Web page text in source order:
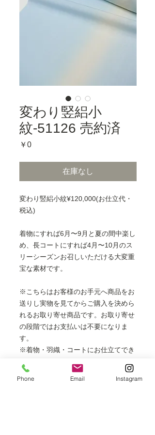
変わり竪絽小
紋-51126 売約済
￥0価
在庫なし
変わり竪絽小紋¥120,000(お仕立代・
税込)
着物にすれば6月〜9月と夏の間中楽し
め、長コートにすれば4月〜10月のス
リーシーズンお召しいただける大変重
宝な素材です。
※こちらはお客様のお手元へ商品をお
送りし実物を見てからご購入を決めら
れるお取り寄せ商品です。お取り寄せ
の段階ではお支払いは不要になりま
す。
※着物・羽織・コートにお仕立てでき
フルレングスの長コートは表示価格
Phone Email Instagram